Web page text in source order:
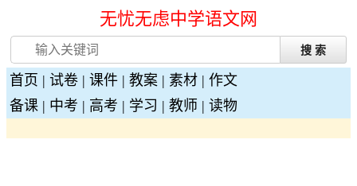
无忧无虑中学语文网
首页 | 试卷 | 课件 | 教案 | 素材 | 作文
备课 | 中考 | 高考 | 学习 | 教师 | 读物